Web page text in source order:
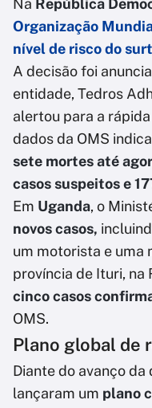
Na República
Organização
nível de risco do
A decisão foi
entidade, Tedros
alertou para a
dados da OMS
sete mortes até
casos suspeitos e
Em Uganda, o
novos casos,
um motorista e uma
província de Ituri, na
cinco casos
OMS.
Plano global de
Diante do avanço da
lançaram um plano